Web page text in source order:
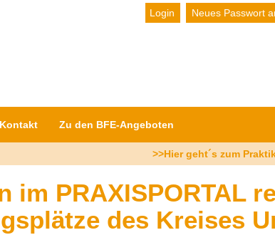
Login Neues Passwort
Kontakt Zu den BFE-Angeboten
>>Hier geht´s zum
im PRAXISPORTAL
des Kreises